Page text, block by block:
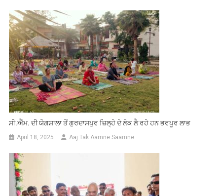
ਸੀ.ਐੱਮ. ਦੀ ਯੋਗਸ਼ਾਲਾ ਤੋਂ ਗੁਰਦਾਸਪੁਰ ਜ਼ਿਲ੍ਹੇ ਦੇ ਲੋਕ ਲੈ ਰਹੇ ਹਨ ਭਰਪੂਰ ਲਾਭ
April 18, 2025 Aaj Tak Aamne Saamne